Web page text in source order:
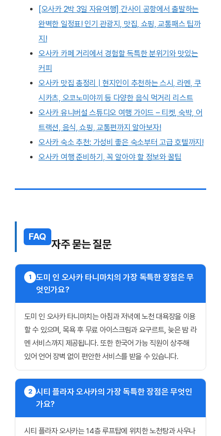
[오사카 2박 3일 자유여행] 간사이 공항에서 출발하는
완벽한 일정표! 인기 관광지, 맛집, 쇼핑, 교통패스 팁까
지!
오사카 카페 거리에서 경험할 독특한 분위기와 맛있는
커피
오사카 맛집 총정리 | 현지인이 추천하는 스시, 라멘, 쿠
시카츠, 오코노미야끼 등 다양한 음식 먹거리 리스트
오사카 유니버설 스튜디오 여행 가이드 – 티켓, 숙박, 어
트랙션, 음식, 쇼핑, 교통편까지 알아보자!
오사카 숙소 추천: 가성비 좋은 숙소부터 고급 호텔까지!
오사카 여행 준비하기, 꼭 알아야 할 정보와 꿀팁
FAQ
자주 묻는 질문
1
도미 인 오사카 타니마치의 가장 독특한 장점은 무
엇인가요?
도미 인 오사카 타니마치는 아침과 저녁에 노천 대욕장을 이용
할 수 있으며, 목욕 후 무료 아이스크림과 요구르트, 늦은 밤 라
멘 서비스까지 제공됩니다. 또한 한국어 가능 직원이 상주해
있어 언어 장벽 없이 편안한 서비스를 받을 수 있습니다.
2 시티 플라자 오사카의 가장 독특한 장점은 무엇인
가요?
시티 플라자 오사카는 14층 루프탑에 위치한 노천탕과 사우나